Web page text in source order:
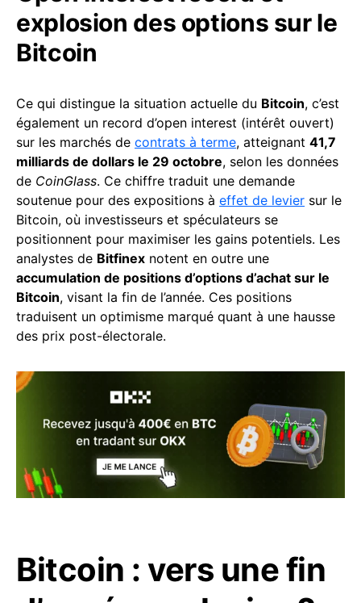
explosion des options sur le
Bitcoin
Ce qui distingue la situation actuelle du Bitcoin, c’est
également un record d’open interest (intérêt ouvert)
sur les marchés de contrats à terme, atteignant 41,7
milliards de dollars le 29 octobre, selon les données
de CoinGlass. Ce chiffre traduit une demande
soutenue pour des expositions à effet de levier sur le
Bitcoin, où investisseurs et spéculateurs se
positionnent pour maximiser les gains potentiels. Les
analystes de Bitfinex notent en outre une
accumulation de positions d’options d’achat sur le
Bitcoin, visant la fin de l’année. Ces positions
traduisent un optimisme marqué quant à une hausse
des prix post-électorale.
Bitcoin : vers une fin